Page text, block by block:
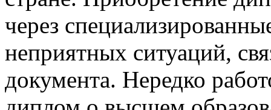
через
неприятных ситуаций,
документа. Нередко